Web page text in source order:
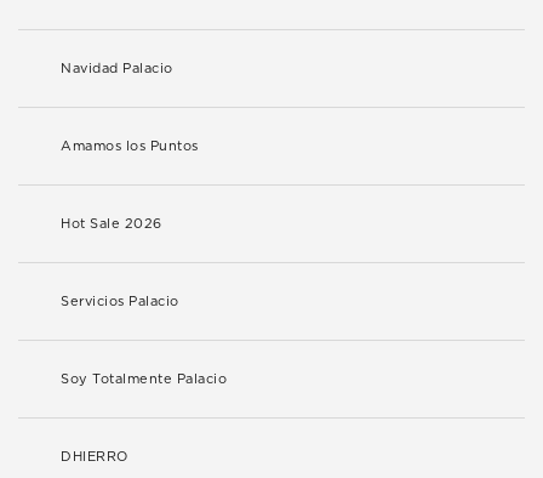
Navidad Palacio
Amamos los Puntos
Hot Sale 2026
Servicios Palacio
Soy Totalmente Palacio
DHIERRO